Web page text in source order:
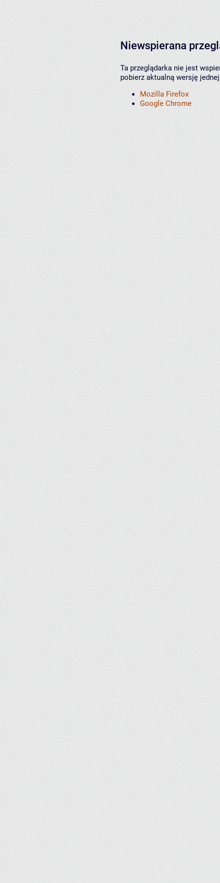
Niewspierana
Ta przeglądarka nie jest
pobierz aktualną wersję
Mozilla Firefox
Google Chrome